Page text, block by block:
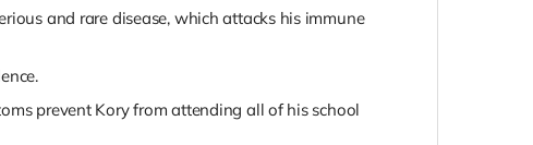
and rare disease, which attacks his immune
prevent Kory from attending all of his school